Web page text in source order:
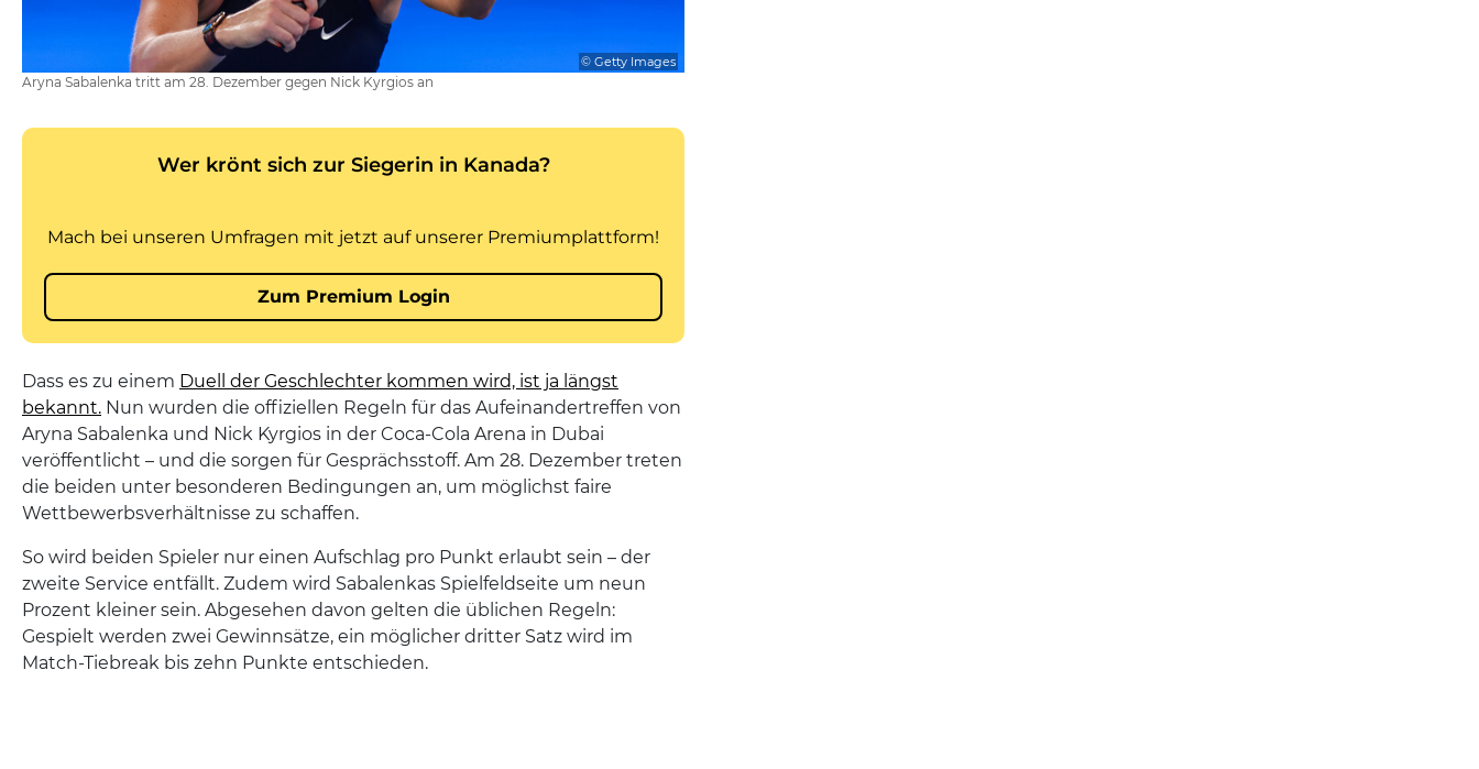
© Getty Images
Aryna Sabalenka tritt am 28. Dezember gegen Nick Kyrgios an
Dass es zu einem Duell der Geschlechter kommen wird, ist ja längst
bekannt. Nun wurden die offiziellen Regeln für das Aufeinandertreffen von
Aryna Sabalenka und Nick Kyrgios in der Coca-Cola Arena in Dubai
veröffentlicht – und die sorgen für Gesprächsstoff. Am 28. Dezember treten
die beiden unter besonderen Bedingungen an, um möglichst faire
Wettbewerbsverhältnisse zu schaffen.
So wird beiden Spieler nur einen Aufschlag pro Punkt erlaubt sein – der
zweite Service entfällt. Zudem wird Sabalenkas Spielfeldseite um neun
Prozent kleiner sein. Abgesehen davon gelten die üblichen Regeln:
Gespielt werden zwei Gewinnsätze, ein möglicher dritter Satz wird im
Match-Tiebreak bis zehn Punkte entschieden.